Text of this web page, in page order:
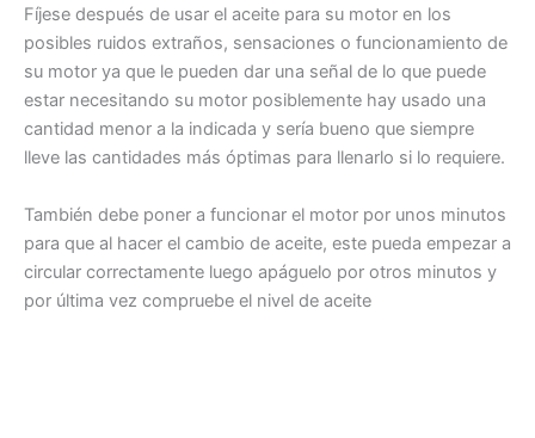
Fíjese después de usar el aceite para su motor en los
posibles ruidos extraños, sensaciones o funcionamiento de
su motor ya que le pueden dar una señal de lo que puede
estar necesitando su motor posiblemente hay usado una
cantidad menor a la indicada y sería bueno que siempre
lleve las cantidades más óptimas para llenarlo si lo requiere.
También debe poner a funcionar el motor por unos minutos
para que al hacer el cambio de aceite, este pueda empezar a
circular correctamente luego apáguelo por otros minutos y
por última vez compruebe el nivel de aceite